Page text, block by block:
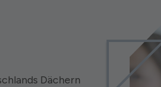
Dächern